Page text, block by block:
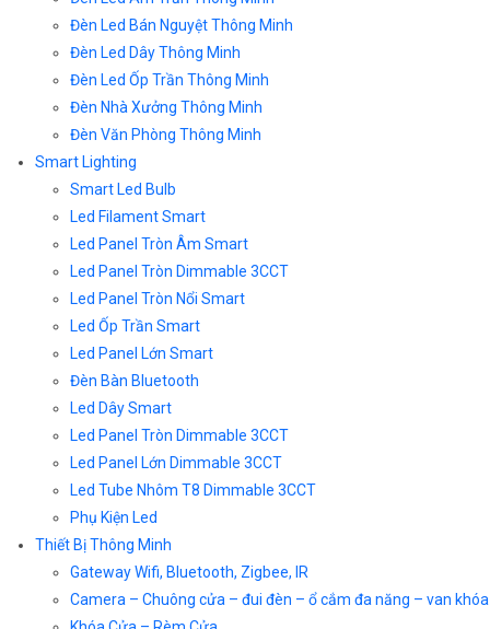
Đèn Led Bán Nguyệt Thông Minh
Đèn Led Dây Thông Minh
Đèn Led Ốp Trần Thông Minh
Đèn Nhà Xưởng Thông Minh
Đèn Văn Phòng Thông Minh
Smart Lighting
Smart Led Bulb
Led Filament Smart
Led Panel Tròn Âm Smart
Led Panel Tròn Dimmable 3CCT
Led Panel Tròn Nổi Smart
Led Ốp Trần Smart
Led Panel Lớn Smart
Đèn Bàn Bluetooth
Led Dây Smart
Led Panel Tròn Dimmable 3CCT
Led Panel Lớn Dimmable 3CCT
Led Tube Nhôm T8 Dimmable 3CCT
Phụ Kiện Led
Thiết Bị Thông Minh
Gateway Wifi, Bluetooth, Zigbee, IR
Camera – Chuông cửa – đui đèn – ổ cắm đa năng – van khóa